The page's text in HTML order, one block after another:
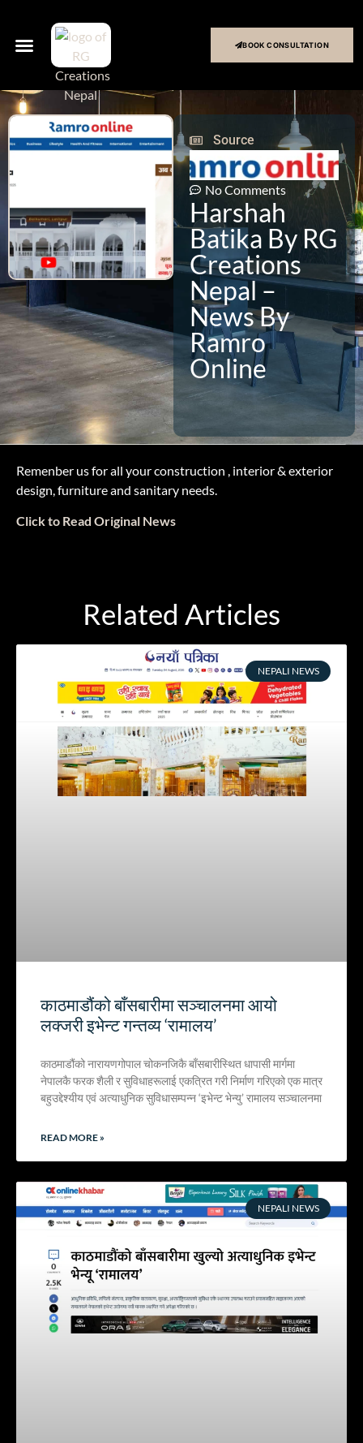
BOOK CONSULTATION
Source
No Comments
Harshah
Batika By RG
Creations
Nepal –
News By
Ramro
Online
Remenber us for all your construction , interior & exterior
design, furniture and sanitary needs.
Click to Read Original News
Related Articles
NEPALI NEWS
काठमाडौंको बाँसबारीमा सञ्चालनमा आयो
लक्जरी इभेन्ट गन्तव्य ‘रामालय’
काठमाडौंको नारायणगोपाल चोकनजिकै बाँसबारीस्थित धापासी मार्गमा
नेपालकै फरक शैली र सुविधाहरूलाई एकत्रित गरी निर्माण गरिएको एक मात्र
बहुउद्देश्यीय एवं अत्याधुनिक सुविधासम्पन्न ‘इभेन्ट भेन्यु’ रामालय सञ्चालनमा
READ MORE »
NEPALI NEWS